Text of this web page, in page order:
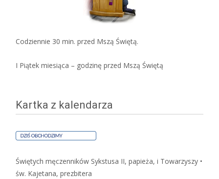
Codziennie 30 min. przed Mszą Świętą.
I Piątek miesiąca – godzinę przed Mszą Świętą
Kartka z kalendarza
Świętych męczenników Sykstusa II, papieża, i Towarzyszy •
św. Kajetana, prezbitera